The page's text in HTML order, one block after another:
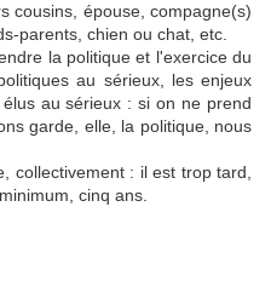
cousins, épouse, compagne(s)
parents, chien ou chat, etc.
la politique et l'exercice du
au sérieux, les enjeux
au sérieux : si on ne prend
garde, elle, la politique, nous
collectivement : il est trop tard,
cinq ans.